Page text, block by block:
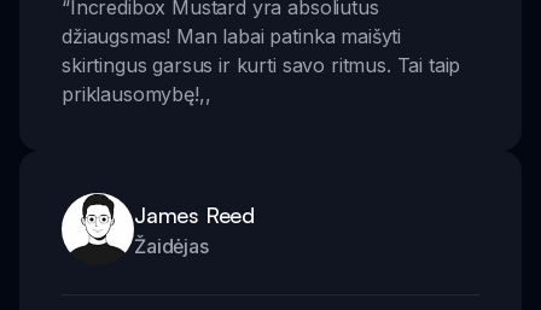
“Incredibox Mustard yra absoliutus
džiaugsmas! Man labai patinka maišyti
skirtingus garsus ir kurti savo ritmus. Tai taip
priklausomybę!,,
James Reed
Žaidėjas